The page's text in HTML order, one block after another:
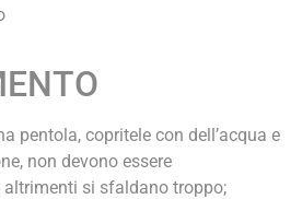
pentola, copritele con dell’acqua e
non devono essere
si sfaldano troppo;